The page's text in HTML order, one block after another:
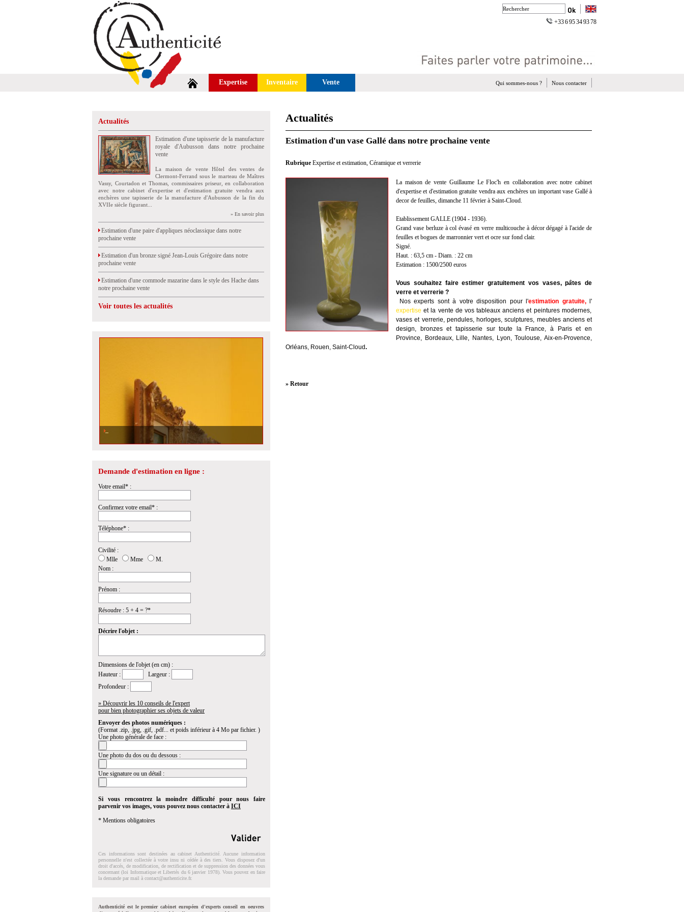
+33 6 95 34 93 78
Expertise Inventaire Vente Nous contacter
Qui sommes-nous ?
Actualités
Estimation d'une tapisserie de la manufacture
royale d'Aubusson dans notre prochaine
vente
La maison de vente Hôtel des ventes de
Clermont-Ferrand sous le marteau de Maîtres
Vassy, Courtadon et Thomas, commissaires priseur, en collaboration
avec notre cabinet d'expertise et d'estimation gratuite vendra aux
enchères une tapisserie de la manufacture d'Aubusson de la fin du
XVIIe siècle figurant...
» En savoir plus
Estimation d'une paire d'appliques néoclassique dans notre
prochaine vente
Estimation d'un bronze signé Jean-Louis Grégoire dans notre
prochaine vente
Estimation d'une commode mazarine dans le style des Hache dans
notre prochaine vente
Voir toutes les actualités
Demande d'estimation en ligne :
Votre email* :
Confirmez votre email* :
Téléphone* :
Civilité :
Mlle
Mme
M.
Nom :
Prénom :
Résoudre : 5 + 4 = ?*
Décrire l'objet :
Dimensions de l'objet (en cm) :
Hauteur :
Largeur :
Profondeur :
» Découvrir les 10 conseils de l'expert
pour bien photographier ses objets de valeur
Envoyer des photos numériques :
(Format .zip, .jpg, .gif, .pdf... et poids inférieur à 4 Mo par fichier. )
Une photo générale de face :
Une photo du dos ou du dessous :
Une signature ou un détail :
Si vous rencontrez la moindre difficulté pour nous faire
parvenir vos images, vous pouvez nous contacter à ICI
* Mentions obligatoires
Ces informations sont destinées au cabinet Authenticité. Aucune information
personnelle n'est collectée à votre insu ni cédée à des tiers. Vous disposez d'un
droit d'accés, de modification, de rectification et de suppression des données vous
concernant (loi Informatique et Libertés du 6 janvier 1978). Vous pouvez en faire
la demande par mail à contact@authenticite.fr.
Authenticité est le premier cabinet européen d'experts conseil en oeuvres
Actualités
Estimation d'un vase Gallé dans notre prochaine vente
Rubrique Expertise et estimation, Céramique et verrerie
La maison de vente Guillaume Le Floc'h en collaboration avec notre cabinet
d'expertise et d'estimation gratuite vendra aux enchères un important vase Gallé à
decor de feuilles, dimanche 11 février à Saint-Cloud.
Etablissement GALLE (1904 - 1936).
Grand vase berluze à col évasé en verre multicouche à décor dégagé à l'acide de
feuilles et bogues de marronnier vert et ocre sur fond clair.
Signé.
Haut. : 63,5 cm - Diam. : 22 cm
Estimation : 1500/2500 euros
Vous souhaitez faire estimer gratuitement vos vases, pâtes de
verre et verrerie ?
Nos experts sont à votre disposition pour l'estimation gratuite,
l'
expertise et la vente de vos tableaux anciens et peintures modernes,
vases et verrerie, pendules, horloges, sculptures, meubles anciens et
design, bronzes et tapisserie sur toute la France, à Paris et en
Province, Bordeaux, Lille, Nantes, Lyon, Toulouse, Aix-en-Provence,
Orléans, Rouen, Saint-Cloud.
» Retour